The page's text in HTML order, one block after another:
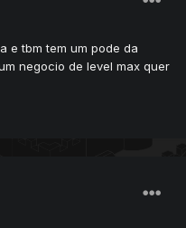
e tbm tem um pode da
negocio de level max quer